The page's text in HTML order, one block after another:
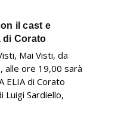
il cast e
di Corato
Mai Visti, da
alle ore 19,00 sarà
ELIA di Corato
Luigi Sardiello,